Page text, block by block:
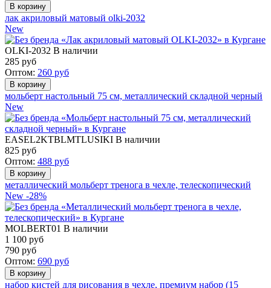
лак акриловый матовый olki-2032
New
OLKI-2032 В наличии
285 руб
Оптом: 260 руб
мольберт настольный 75 см, металлический складной черный
New
EASEL2KTBLMTLUSIKI В наличии
825 руб
Оптом: 488 руб
металлический мольберт тренога в чехле, телескопический
New -28%
MOLBERT01 В наличии
1 100 руб
790 руб
Оптом: 690 руб
набор кистей для рисования в чехле, премиум набор (15